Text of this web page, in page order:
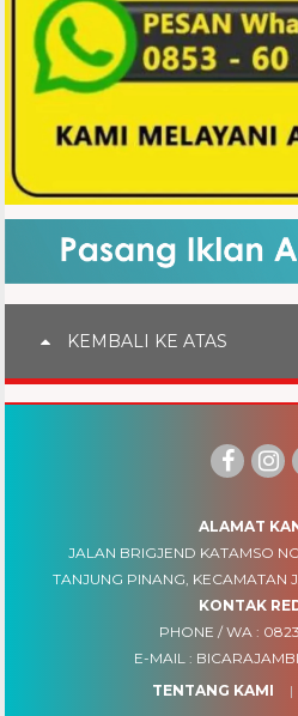
KEMBALI KE ATAS
ALAMAT
JALAN BRIGJEND KATAMSO
TANJUNG PINANG, KECAMATAN
KONTAK
PHONE / WA :
E-MAIL :
TENTANG KAMI